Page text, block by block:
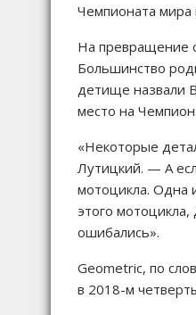
Чемпионата мира
На превращение
Большинство
детище назвали
место на
«Некоторые
Лутицкий. — А
мотоцикла. Одна
этого
ошибались».
Geometric, по
в 2018-м